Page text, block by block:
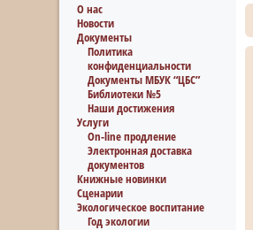
О нас
Новости
Документы
Политика
конфиденциальности
Документы МБУК “ЦБС”
Библиотеки №5
Наши достижения
Услуги
On-line продление
Электронная доставка
документов
Книжные новинки
Сценарии
Экологическое воспитание
Год экологии